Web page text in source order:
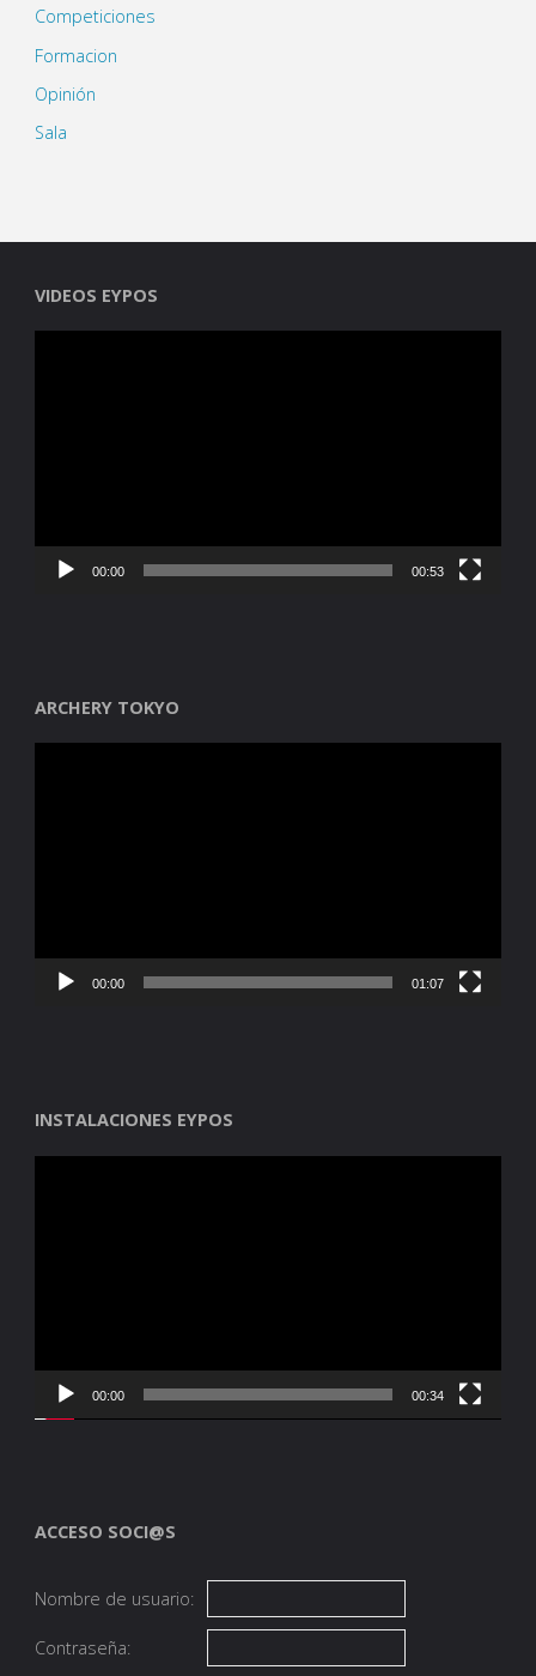
Competiciones
Formacion
Opinión
Sala
VIDEOS EYPOS
00:00 00:53
ARCHERY TOKYO
00:00 01:07
INSTALACIONES EYPOS
00:00 00:34
ACCESO SOCI@S
Nombre de usuario:
Contraseña: